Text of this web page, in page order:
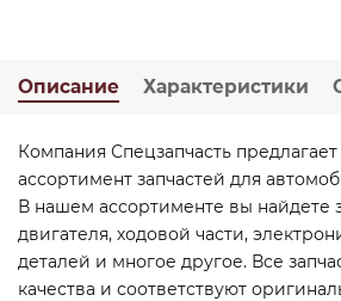
Описание Характеристики
Компания Спецзапчасть
ассортимент запчастей для
В нашем ассортименте вы найдете
двигателя, ходовой части,
деталей и многое другое. Все
качества и соответствуют